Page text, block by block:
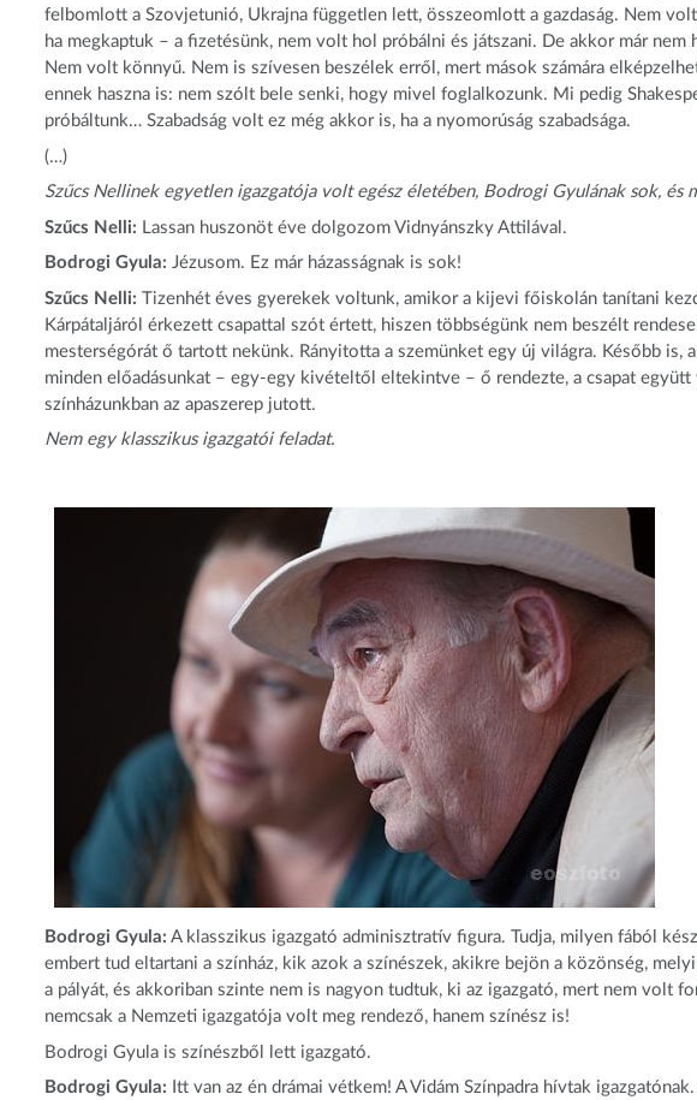
felbomlott a Szovjetunió, Ukrajna független lett, összeomlott a gazdaság. Nem
ha megkaptuk – a fizetésünk, nem volt hol próbálni és játszani. De akkor már nem
Nem volt könnyű. Nem is szívesen beszélek erről, mert mások számára
ennek haszna is: nem szólt bele senki, hogy mivel foglalkozunk. Mi pedig
próbáltunk… Szabadság volt ez még akkor is, ha a nyomorúság szabadsága.
(…)
Szűcs Nellinek egyetlen igazgatója volt egész életében, Bodrogi Gyulának sok, és
Szűcs Nelli: Lassan huszonöt éve dolgozom Vidnyánszky Attilával.
Bodrogi Gyula: Jézusom. Ez már házasságnak is sok!
Szűcs Nelli: Tizenhét éves gyerekek voltunk, amikor a kijevi főiskolán tanítani
Kárpátaljáról érkezett csapattal szót értett, hiszen többségünk nem beszélt
mesterségórát ő tartott nekünk. Rányitotta a szemünket egy új világra. Később is,
minden előadásunkat – egy-egy kivételtől eltekintve – ő rendezte, a csapat
színházunkban az apaszerep jutott.
Nem egy klasszikus igazgatói feladat.
Bodrogi Gyula: A klasszikus igazgató adminisztratív figura. Tudja, milyen fából
embert tud eltartani a színház, kik azok a színészek, akikre bejön a közönség,
a pályát, és akkoriban szinte nem is nagyon tudtuk, ki az igazgató, mert nem volt
nemcsak a Nemzeti igazgatója volt meg rendező, hanem színész is!
Bodrogi Gyula is színészből lett igazgató.
Bodrogi Gyula: Itt van az én drámai vétkem! A Vidám Színpadra hívtak